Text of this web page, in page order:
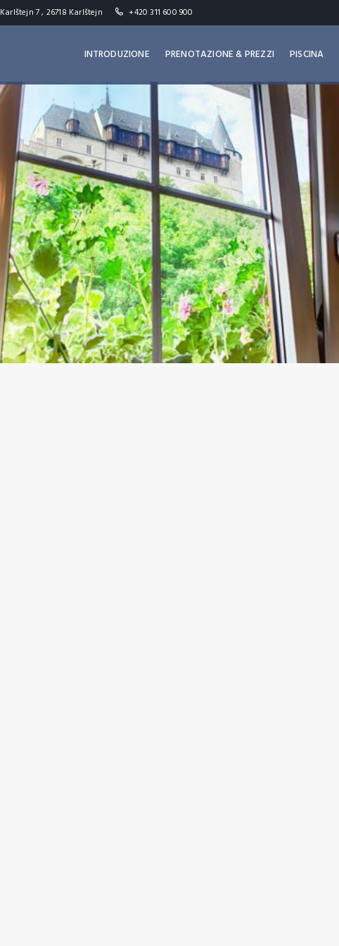
Karlštejn 7 , 26718 Karlštejn +420 311 600 900
INTRODUZIONE PRENOTAZIONE & PREZZI PISCINA